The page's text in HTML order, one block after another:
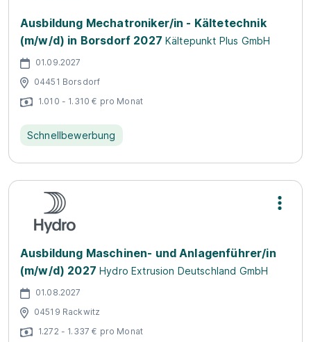
Ausbildung Mechatroniker/in - Kältetechnik
(m/w/d) in Borsdorf 2027 Kältepunkt Plus GmbH
01.09.2027
04451 Borsdorf
1.010 - 1.310 € pro Monat
Schnellbewerbung
Ausbildung Maschinen- und Anlagenführer/in
(m/w/d) 2027 Hydro Extrusion Deutschland GmbH
01.08.2027
04519 Rackwitz
1.272 - 1.337 € pro Monat